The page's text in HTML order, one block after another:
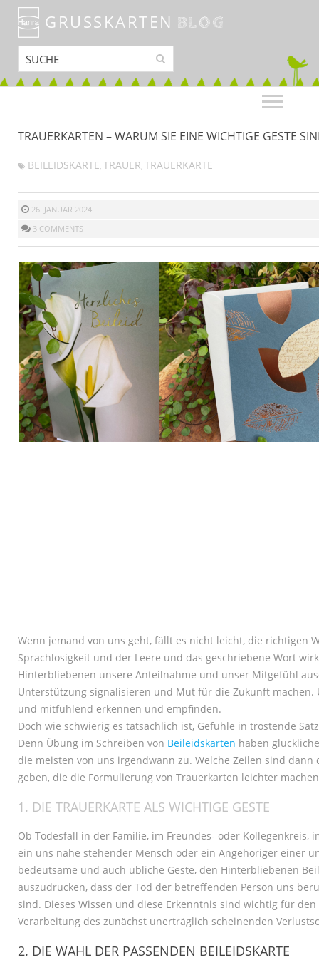
GRUSSKARTEN BLOG
TRAUERKARTEN – WARUM SIE EINE WICHTIGE GESTE
BEILEIDSKARTE, TRAUER, TRAUERKARTE
26. JANUAR 2024
3 COMMENTS
Wenn jemand von uns geht, fällt es nicht leicht, die richtigen
Sprachlosigkeit und der Leere und das geschriebene Wort
Hinterbliebenen unsere Anteilnahme und unser Mitgefühl
Unterstützung signalisieren und Mut für die Zukunft
und mitfühlend erkennen und empfinden.
Doch wie schwierig es tatsächlich ist, Gefühle in tröstende
Denn Übung im Schreiben von Beileidskarten haben
die meisten von uns irgendwann zu. Welche Zeilen sind
geben, die die Formulierung von Trauerkarten leichter
1. DIE TRAUERKARTE ALS WICHTIGE GESTE
Ob Todesfall in der Familie, im Freundes- oder
ein uns nahe stehender Mensch oder ein Angehöriger einer
bedeutsame und auch übliche Geste, den Hinterbliebenen
auszudrücken, dass der Tod der betreffenden Person uns
sind. Dieses Wissen und diese Erkenntnis sind wichtig für
Verarbeitung des zunächst unerträglich scheinenden
2. DIE WAHL DER PASSENDEN BEILEIDSKARTE